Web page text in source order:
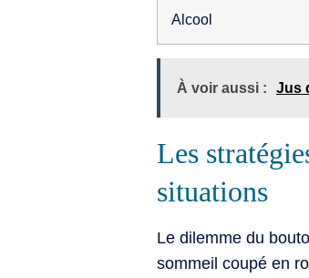
Alcool
À voir aussi : Jus
Les
situations
Le dilemme du
sommeil coupé en